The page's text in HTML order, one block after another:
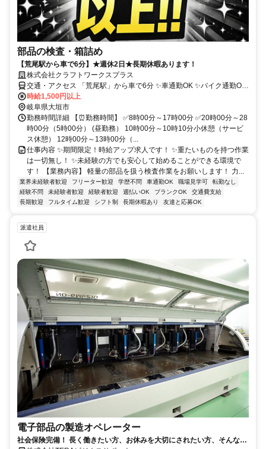
部品の検査・箱詰め
【荒尾駅から車で6分】★週休2日★長期休暇あります！
株式会社クラフトワークスプラス
交通・アクセス 「荒尾駅」から車で6分 ✨車通勤OK ✨バイク通勤OK
✨転勤なし！
時給1,500円以上
岐阜県大垣市
勤務時間詳細 【⏰️勤務時間】 ✅️8時00分～17時00分 ✅️20時00分～28
時00分（5時00分） (昼勤務） 10時00分～10時10分小休憩（サービ
ス休憩） 12時00分～13時00分（...
仕事内容 ✨️期間限定！時給アップ求人です！ ✨️重たいものを持つ作業
は一切無し！ ✨️未経験の方でも安心して始めることができる環境で
す！ 【業務内容】 軽量の部品を扱う検査作業をお願いします！ 力...
業界未経験者歓迎 フリーター歓迎 学歴不問 車通勤OK 職場見学可
転勤なし
経験不問
未経験者歓迎 経験者歓迎 週払いOK ブランクOK
交通費支給
長期歓迎
フルタイム歓迎 シフト制 長期休暇あり 友達と応募OK
派遣社員
電子部品の製造オペレーター
社会保険完備！ 長く働きたい方、お休みを大切にされたい方、そんな方